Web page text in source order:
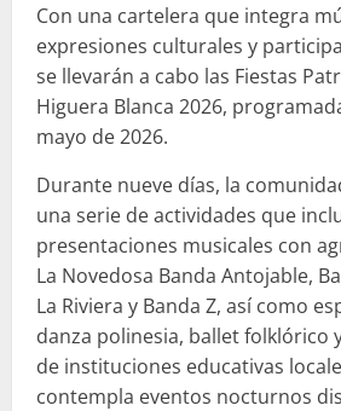
Con una cartelera que integra
expresiones culturales y
se llevarán a cabo las Fiestas
Higuera Blanca 2026,
mayo de 2026.
Durante nueve días, la
una serie de actividades que
presentaciones musicales con
La Novedosa Banda Antojable,
La Riviera y Banda Z, así como
danza polinesia, ballet folklórico
de instituciones educativas
contempla eventos nocturnos